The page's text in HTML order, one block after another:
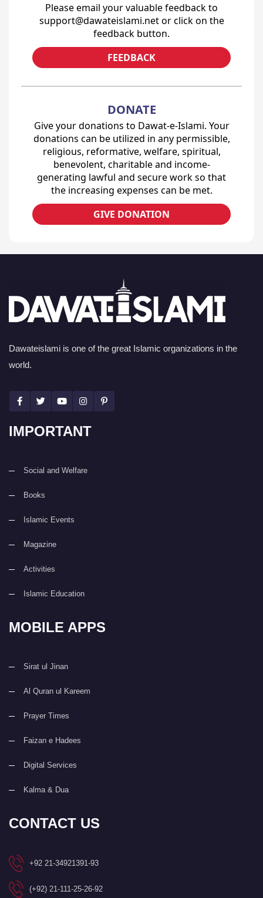
Please email your valuable feedback to
support@dawateislami.net or click on the
feedback button.
FEEDBACK
DONATE
Give your donations to Dawat-e-Islami. Your
donations can be utilized in any permissible,
religious, reformative, welfare, spiritual,
benevolent, charitable and income-
generating lawful and secure work so that
the increasing expenses can be met.
GIVE DONATION
Dawateislami is one of the great Islamic organizations in the
world.
IMPORTANT
Social and Welfare
Books
Islamic Events
Magazine
Activities
Islamic Education
MOBILE APPS
Sirat ul Jinan
Al Quran ul Kareem
Prayer Times
Faizan e Hadees
Digital Services
Kalma & Dua
CONTACT US
+92 21-34921391-93
(+92) 21-111-25-26-92